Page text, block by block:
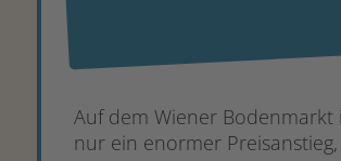
Auf dem Wiener Bodenmarkt
nur ein enormer Preisanstieg,